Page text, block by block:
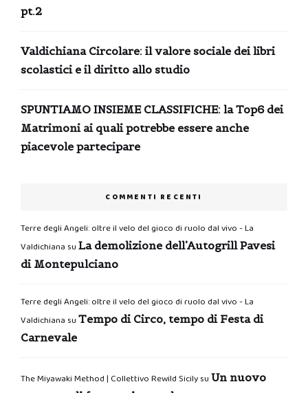
pt.2
Valdichiana Circolare: il valore sociale dei libri
scolastici e il diritto allo studio
SPUNTIAMO INSIEME CLASSIFICHE: la Top6 dei
Matrimoni ai quali potrebbe essere anche
piacevole partecipare
COMMENTI RECENTI
Terre degli Angeli: oltre il velo del gioco di ruolo dal vivo - La
Valdichiana su La demolizione dell’Autogrill Pavesi
di Montepulciano
Terre degli Angeli: oltre il velo del gioco di ruolo dal vivo - La
Valdichiana su Tempo di Circo, tempo di Festa di
Carnevale
The Miyawaki Method | Collettivo Rewild Sicilysu Un nuovo